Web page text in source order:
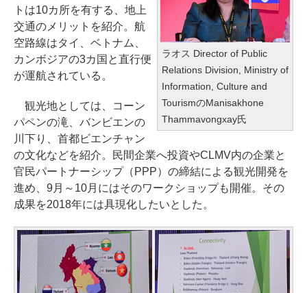
ラオス Director of Public
Relations Division, Ministry of
Information, Culture and
TourismのManisakhone
Thammavongxay氏
トは10カ所を有する、地上
交通のメリットを紹介。航
空路線はタイ、ベトナム、
カンボジアの3カ国と直行便
が運航されている。
観光地としては、コーン
パペンの滝、バンビエンの
川下り、首都ビエンチャン
の文化などを紹介。民間企業へ投資やCLMV内の企業と
官民パートナーシップ（PPP）の締結による観光開発を
進め、9月～10月にはそのワークショップも開催。その
成果を2018年には具現化したいとした。